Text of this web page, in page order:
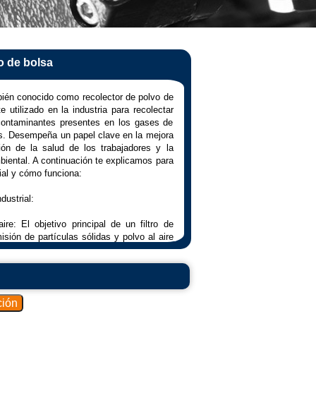
de bolsa
conocido como recolector de polvo de
utilizado en la industria para recolectar
presentes en los gases de
Desempeña un papel clave en la mejora
de la salud de los trabajadores y la
A continuación te explicamos para
y cómo funciona:
El objetivo principal de un filtro de
de partículas sólidas y polvo al aire
Esto ayuda a cumplir con las
contaminación del aire.
El uso de filtros de bolsas en los
salud de los trabajadores, evitando que
que pueden causar problemas